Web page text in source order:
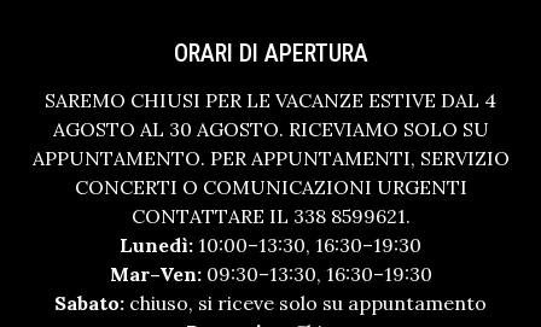
ORARI DI APERTURA
SAREMO CHIUSI PER LE VACANZE ESTIVE DAL 4
AGOSTO AL 30 AGOSTO. RICEVIAMO SOLO SU
APPUNTAMENTO. PER APPUNTAMENTI, SERVIZIO
CONCERTI O COMUNICAZIONI URGENTI
CONTATTARE IL 338 8599621.
Lunedì: 10:00–13:30, 16:30–19:30
Mar–Ven:09:30–13:30, 16:30–19:30
Sabato: chiuso, si riceve solo su appuntamento